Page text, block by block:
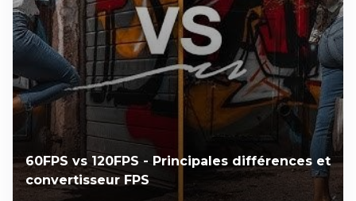
60FPS vs 120FPS - Principales différences et
convertisseur FPS